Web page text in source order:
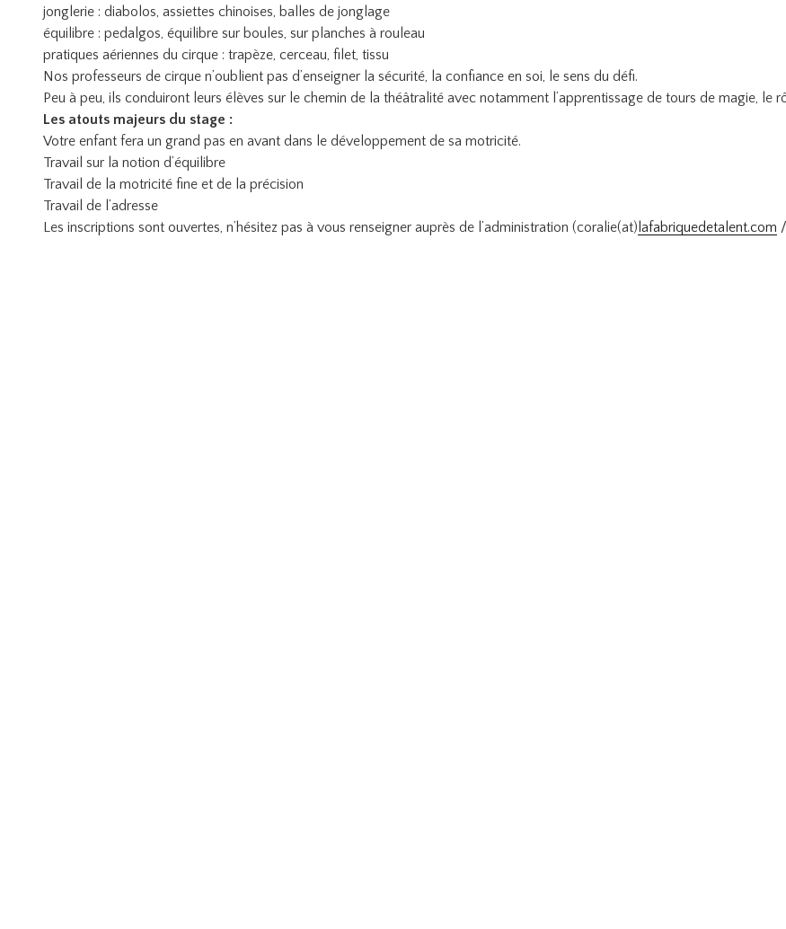
jonglerie : diabolos, assiettes chinoises, balles de jonglage
équilibre : pedalgos, équilibre sur boules, sur planches à rouleau
pratiques aériennes du cirque : trapèze, cerceau, filet, tissu
Nos professeurs de cirque n’oublient pas d’enseigner la sécurité, la confiance en soi, le sens du défi.
Peu à peu, ils conduiront leurs élèves sur le chemin de la théâtralité avec notamment l’apprentissage de tours de magie, le
Les atouts majeurs du stage :
Votre enfant fera un grand pas en avant dans le développement de sa motricité.
Travail sur la notion d’équilibre
Travail de la motricité fine et de la précision
Travail de l’adresse
Les inscriptions sont ouvertes, n’hésitez pas à vous renseigner auprès de l’administration (coralie(at) lafabriquedetalent.com